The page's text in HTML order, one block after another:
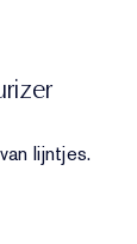
lijntjes.